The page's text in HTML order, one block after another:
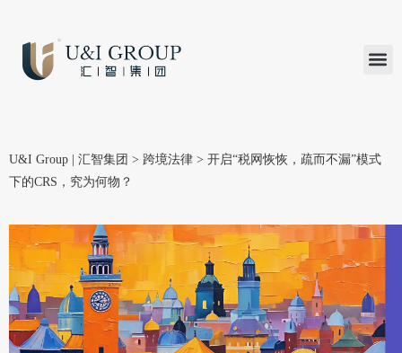
U&I Group | 汇智集团 > 跨境法律 > 开启“税网恢恢，疏而不漏”模式
下的CRS，究为何物？